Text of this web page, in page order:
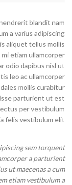
blandit nam
a varius adipiscing
aliquet tellus mollis
etiam ullamcorper
odio dapibus nisl ut
leo ac ullamcorper
mollis curabitur
parturient ut est
per vestibulum
felis vestibulum elit.
sem torquent
a parturient
ut maecenas a cum
etiam vestibulum a